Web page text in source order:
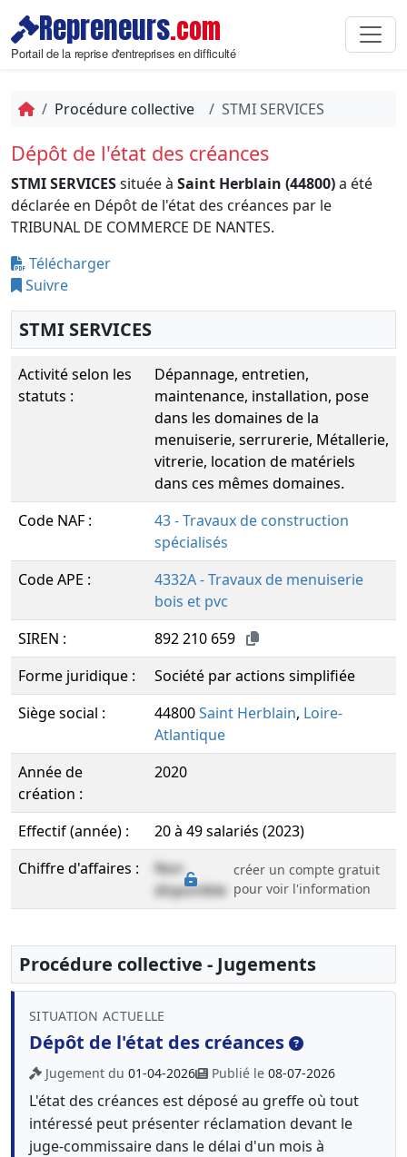
Repreneurs.com
Portail de la reprise d'entreprises en difficulté
Procédure collective STMI SERVICES
Dépôt de l'état des créances
STMI SERVICESsituée à Saint Herblain (44800)a été
déclarée en Dépôt de l'état des créances par le
TRIBUNAL DE COMMERCE DE NANTES.
Télécharger
Suivre
STMI SERVICES
Activité selon les
statuts :
Dépannage, entretien,
maintenance, installation, pose
dans les domaines de la
menuiserie, serrurerie, Métallerie,
vitrerie, location de matériels
dans ces mêmes domaines.
Code NAF :
43 - Travaux de construction
spécialisés
Code APE :
4332A - Travaux de menuiserie
bois et pvc
SIREN :
892 210 659
Forme juridique :
Société par actions simplifiée
Siège social :
44800Saint Herblain, Loire-
Atlantique
Année de
création :
2020
Effectif (année) :
20 à 49 salariés (2023)
Chiffre d'affaires :
Non
disponible
créer un compte gratuit
pour voir l'information
Procédure collective - Jugements
SITUATION ACTUELLE
Dépôt de l'état des créances
Jugement du 01-04-2026 Publié le 08-07-2026
L'état des créances est déposé au greffe où tout
intéressé peut présenter réclamation devant le
juge-commissaire dans le délai d'un mois à